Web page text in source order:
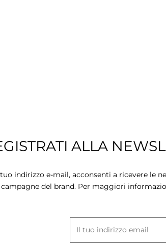
ALLA
indirizzo e-mail, acconsenti a ricevere le
del brand. Per maggiori